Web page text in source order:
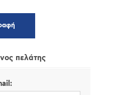
πελάτης